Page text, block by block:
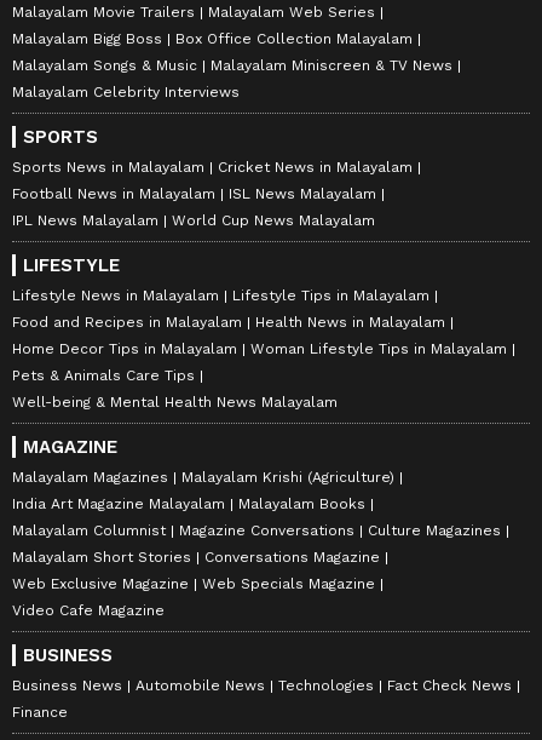
Malayalam Movie Trailers
Malayalam Web Series
Malayalam Bigg Boss
Box Office Collection Malayalam
Malayalam Songs & Music
Malayalam Miniscreen & TV News
Malayalam Celebrity Interviews
SPORTS
Sports News in Malayalam
Cricket News in Malayalam
Football News in Malayalam
ISL News Malayalam
IPL News Malayalam
World Cup News Malayalam
LIFESTYLE
Lifestyle News in Malayalam
Lifestyle Tips in Malayalam
Food and Recipes in Malayalam
Health News in Malayalam
Home Decor Tips in Malayalam
Woman Lifestyle Tips in Malayalam
Pets & Animals Care Tips
Well-being & Mental Health News Malayalam
MAGAZINE
Malayalam Magazines
Malayalam Krishi (Agriculture)
India Art Magazine Malayalam
Malayalam Books
Malayalam Columnist
Magazine Conversations
Culture Magazines
Malayalam Short Stories
Conversations Magazine
Web Exclusive Magazine
Web Specials Magazine
Video Cafe Magazine
BUSINESS
Business News Automobile News Technologies
Fact Check News
Finance